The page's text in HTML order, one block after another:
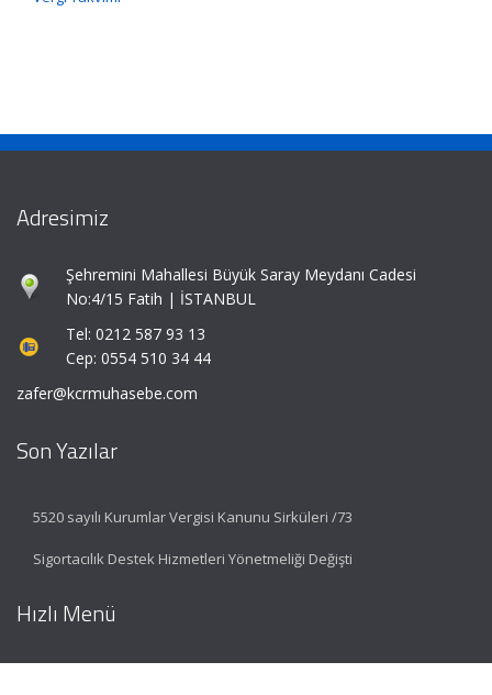
Adresimiz
Şehremini Mahallesi Büyük Saray Meydanı Cadesi
No:4/15 Fatih | İSTANBUL
Tel: 0212 587 93 13
Cep: 0554 510 34 44
zafer@kcrmuhasebe.com
Son Yazılar
5520 sayılı Kurumlar Vergisi Kanunu Sirküleri /73
Sigortacılık Destek Hizmetleri Yönetmeliği Değişti
Hızlı Menü
Ana Sayfa